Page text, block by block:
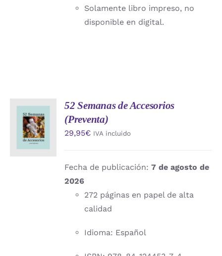
Solamente libro impreso, no
disponible en digital.
AL
CARRITO
/
DETALLES
52 Semanas de Accesorios
(Preventa)
29,95€ IVA incluido
Fecha de publicación:7 de agosto de
2026
272 páginas en papel de alta
calidad
Idioma: Español